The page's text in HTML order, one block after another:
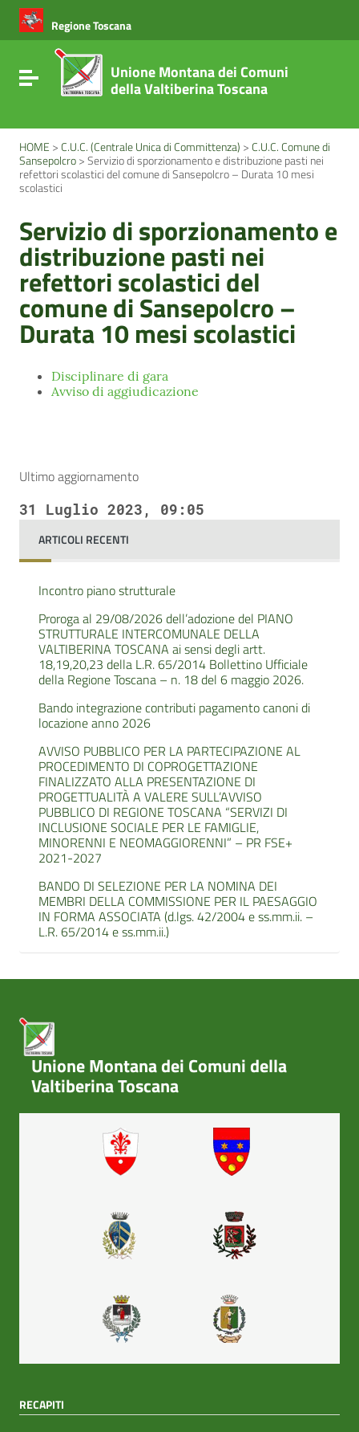
Vai ai contenuti
Vai al menu di navigazione
Vai al footer
Regione Toscana
Attiva / disattiva la navigazione
Unione Montana dei Comuni
della Valtiberina Toscana
HOME >C.U.C. (Centrale Unica di Committenza) >C.U.C. Comune di
Sansepolcro>Servizio di sporzionamento e distribuzione pasti nei
refettori scolastici del comune di Sansepolcro – Durata 10 mesi
scolastici
Servizio di sporzionamento e
distribuzione pasti nei
refettori scolastici del
comune di Sansepolcro –
Durata 10 mesi scolastici
ARTICOLI RECENTI
Incontro piano strutturale
Proroga al 29/08/2026 dell’adozione del PIANO
STRUTTURALE INTERCOMUNALE DELLA
VALTIBERINA TOSCANA ai sensi degli artt.
18,19,20,23 della L.R. 65/2014 Bollettino Ufficiale
della Regione Toscana – n. 18 del 6 maggio 2026.
Bando integrazione contributi pagamento canoni di
locazione anno 2026
AVVISO PUBBLICO PER LA PARTECIPAZIONE AL
PROCEDIMENTO DI COPROGETTAZIONE
FINALIZZATO ALLA PRESENTAZIONE DI
PROGETTUALITÀ A VALERE SULL’AVVISO
PUBBLICO DI REGIONE TOSCANA “SERVIZI DI
INCLUSIONE SOCIALE PER LE FAMIGLIE,
MINORENNI E NEOMAGGIORENNI” – PR FSE+
2021-2027
BANDO DI SELEZIONE PER LA NOMINA DEI
MEMBRI DELLA COMMISSIONE PER IL PAESAGGIO
IN FORMA ASSOCIATA (d.lgs. 42/2004 e ss.mm.ii. –
L.R. 65/2014 e ss.mm.ii.)
Disciplinare di gara
Avviso di aggiudicazione
Ultimo aggiornamento
31 Luglio 2023, 09:05
Unione Montana dei Comuni della
Valtiberina Toscana
RECAPITI